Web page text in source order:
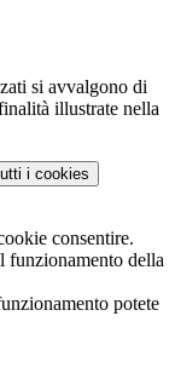
si avvalgono di
illustrate nella
i cookies
consentire.
funzionamento della
potete